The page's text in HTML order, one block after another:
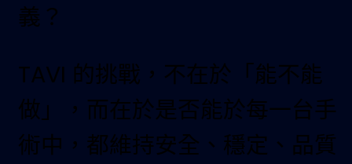
義？
TAVI 的挑戰，不在於「能不能
做」，而在於是否能於每一台手
術中，都維持安全、穩定、品質